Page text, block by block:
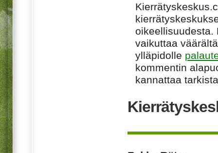
oikeellisuudesta.
vaikuttaa
ylläpidolle
kommentin
kannattaa